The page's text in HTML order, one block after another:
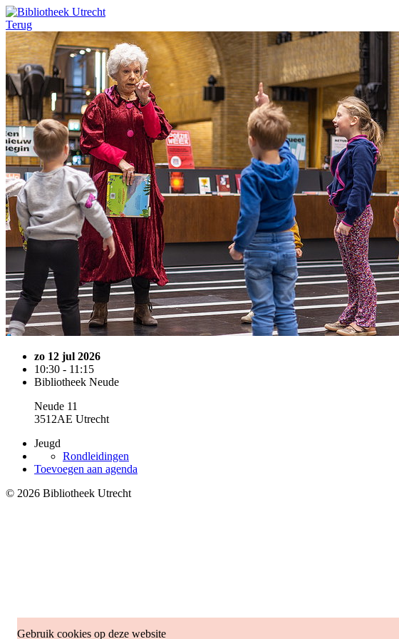
Gebruik cookies op deze website
Terug
zo 12 jul 2026
10:30 - 11:15
Bibliotheek Neude
Neude 11
3512AE Utrecht
Jeugd
Rondleidingen
Toevoegen aan agenda
© 2026 Bibliotheek Utrecht